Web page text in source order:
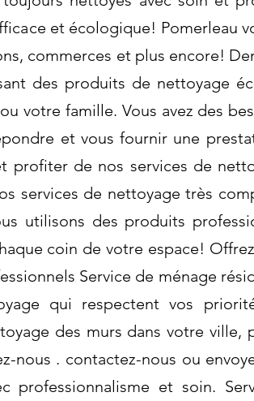
et écologique! Pomerleau
commerces et plus encore!
des produits de nettoyage
votre famille. Vous avez des
et vous fournir une
profiter de nos services de
services de nettoyage très
utilisons des produits
coin de votre espace!
Service de ménage
qui respectent vos
des murs dans votre ville,
nous . contactez-nous ou
professionnalisme et soin.